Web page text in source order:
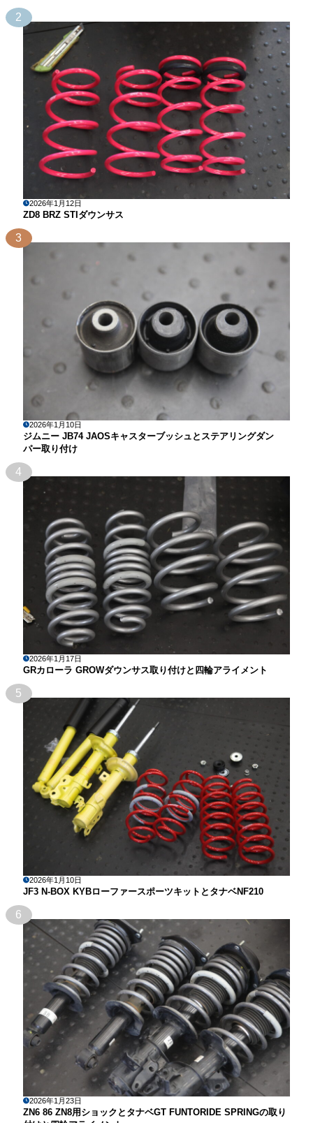
2
2026年1月12日
ZD8 BRZ STIダウンサス
3
2026年1月10日
ジムニー JB74 JAOSキャスターブッシュとステアリングダン
パー取り付け
4
2026年1月17日
GRカローラ GROWダウンサス取り付けと四輪アライメント
5
2026年1月10日
JF3 N-BOX KYBローファースポーツキットとタナベNF210
6
2026年1月23日
ZN6 86 ZN8用ショックとタナベGT FUNTORIDE SPRINGの取り